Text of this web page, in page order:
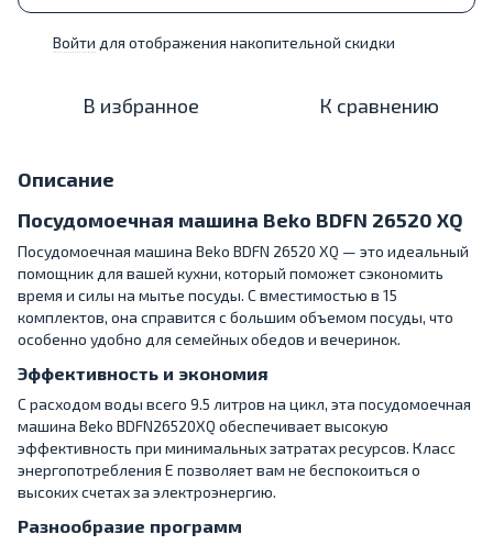
Войти для отображения накопительной скидки
В избранное К сравнению
Описание
Посудомоечная машина Beko BDFN 26520 XQ
Посудомоечная машина Beko BDFN 26520 XQ — это идеальный
помощник для вашей кухни, который поможет сэкономить
время и силы на мытье посуды. С вместимостью в 15
комплектов, она справится с большим объемом посуды, что
особенно удобно для семейных обедов и вечеринок.
Эффективность и экономия
С расходом воды всего 9.5 литров на цикл, эта посудомоечная
машина Beko BDFN26520XQ обеспечивает высокую
эффективность при минимальных затратах ресурсов. Класс
энергопотребления E позволяет вам не беспокоиться о
высоких счетах за электроэнергию.
Разнообразие программ